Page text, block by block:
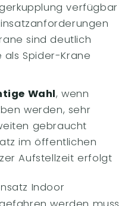
verfügbar
sind deutlich
Spider-Krane
Wahl, wenn
werden, sehr
gebraucht
im öffentlichen
Aufstellzeit erfolgt
Indoor